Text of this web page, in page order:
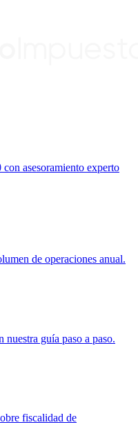
asesoramiento experto
de operaciones anual.
guía paso a paso.
fiscalidad de